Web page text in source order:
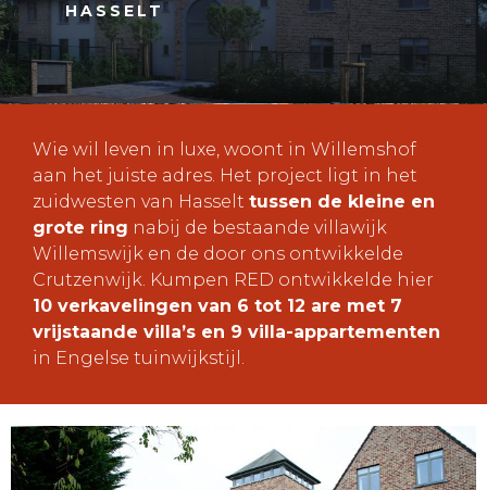
HASSELT
Wie wil leven in luxe, woont in Willemshof
aan het juiste adres. Het project ligt in het
zuidwesten van Hasselt tussen de kleine en
grote ring nabij de bestaande villawijk
Willemswijk en de door ons ontwikkelde
Crutzenwijk. Kumpen RED ontwikkelde hier
10 verkavelingen van 6 tot 12 are met 7
vrijstaande villa’s en 9 villa-appartementen
in Engelse tuinwijkstijl.